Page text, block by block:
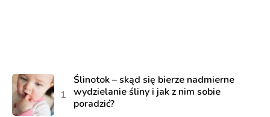
Ślinotok – skąd się bierze nadmierne
wydzielanie śliny i jak z nim sobie
poradzić?